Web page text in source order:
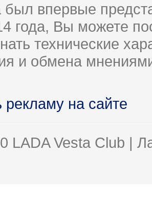
был впервые
года, Вы можете
технические
и обмена
рекламу на сайте
LADA Vesta Club |